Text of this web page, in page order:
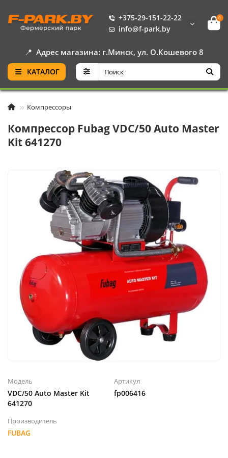
+375-29-151-22-22
info@f-park.by
0
📍 Адрес магазина: г.Минск, ул. О.Кошевого 8
КАТАЛОГ
Компрессоры
Компрессор Fubag VDC/50 Auto Master
Kit 641270
Модель
VDC/50 Auto Master Kit
641270
Артикул
fp006416
Производитель
FUBAG